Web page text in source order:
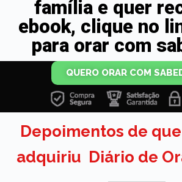
família e quer
ebook, clique no
para orar com
QUERO ORAR COM
Depoimentos de
adquiriu Diário de